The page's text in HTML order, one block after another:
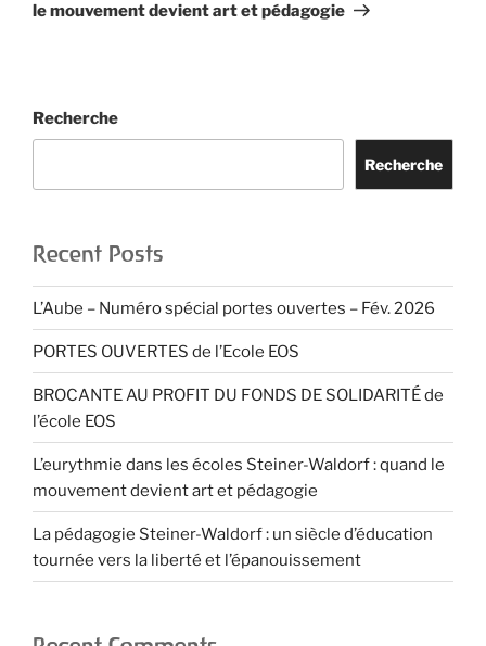
le mouvement devient art et pédagogie
Recherche
Recherche
Recent Posts
L’Aube – Numéro spécial portes ouvertes – Fév. 2026
PORTES OUVERTES de l’Ecole EOS
BROCANTE AU PROFIT DU FONDS DE SOLIDARITÉ de
l’école EOS
L’eurythmie dans les écoles Steiner-Waldorf : quand le
mouvement devient art et pédagogie
La pédagogie Steiner-Waldorf : un siècle d’éducation
tournée vers la liberté et l’épanouissement